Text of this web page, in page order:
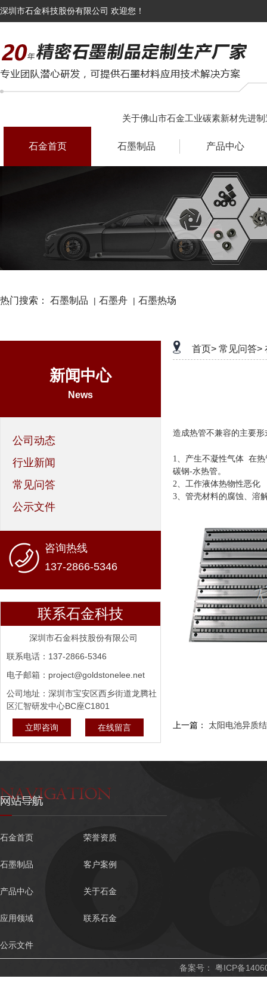
深圳市石金科技股份有限公司 欢迎您！
关于佛山市石金工业碳素新材先进
石金首页 石墨制品 产品中心
热门搜索： 石墨制品 | 石墨舟 | 石墨热场
新闻中心
News
公司动态
行业新闻
常见问答
公示文件
咨询热线
137-2866-5346
联系石金科技
深圳市石金科技股份有限公司
联系电话：137-2866-5346
电子邮箱：project@goldstonelee.net
公司地址：深圳市宝安区西乡街道龙腾社
区汇智研发中心BC座C1801
立即咨询 在线留言
首页> 常见问答>
造成热管不兼容的主要
1 产生不凝性气体 在热
碳钢-水热管。
2
工作液体热物性恶化
3
管壳材料的腐蚀、溶
上一篇： 太阳电池异质
石金首页 荣誉资质
石墨制品 客户案例
产品中心 关于石金
应用领域 联系石金
公示文件
备案号： 粤ICP备